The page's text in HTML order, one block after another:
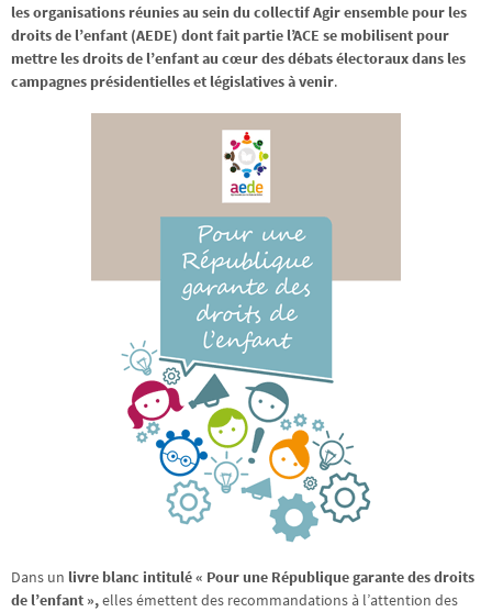
les organisations réunies au sein du collectif Agir ensemble pour les
droits de l’enfant (AEDE) dont fait partie l’ACE se mobilisent pour
mettre les droits de l’enfant au cœur des débats électoraux dans les
campagnes présidentielles et législatives à venir.
Dans un livre blanc intitulé « Pour une République garante des droits
de l’enfant »,elles émettent des recommandations à l’attention des